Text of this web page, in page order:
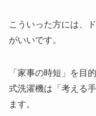
こういった方には、
がいいです。
「家事の時短」を目
式洗濯機は「考える
ます。